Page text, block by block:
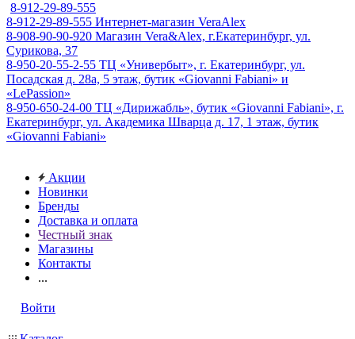
8-912-29-89-555
8-912-29-89-555 Интернет-магазин VeraAlex
8-908-90-90-920 Магазин Vera&Alex, г.Екатеринбург, ул.
Сурикова, 37
8-950-20-55-2-55 ТЦ «Универбыт», г. Екатеринбург, ул.
Посадская д. 28а, 5 этаж, бутик «Giovanni Fabiani» и
«LePassion»
8-950-650-24-00 ТЦ «Дирижабль», бутик «Giovanni Fabiani», г.
Екатеринбург, ул. Академика Шварца д. 17, 1 этаж, бутик
«Giovanni Fabiani»
Акции
Новинки
Бренды
Доставка и оплата
Честный знак
Магазины
Контакты
...
Войти